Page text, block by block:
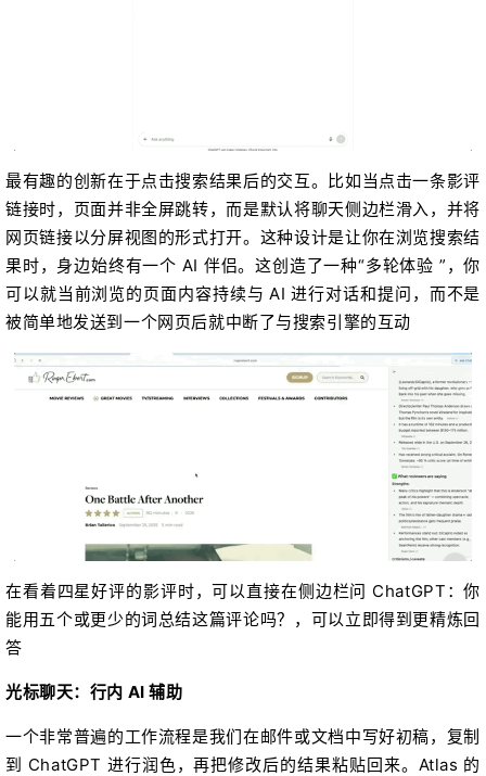
最有趣的创新在于点击搜索结果后的交互。比如当点击一条影评
链接时，页面并非全屏跳转，而是默认将聊天侧边栏滑入，并将
网页链接以分屏视图的形式打开。这种设计是让你在浏览搜索结
果时，身边始终有一个 AI 伴侣。这创造了一种“多轮体验 ”，你
可以就当前浏览的页面内容持续与 AI 进行对话和提问，而不是
被简单地发送到一个网页后就中断了与搜索引擎的互动
在看着四星好评的影评时，可以直接在侧边栏问 ChatGPT：你
能用五个或更少的词总结这篇评论吗？，可以立即得到更精炼回
答
光标聊天：行内 AI 辅助
一个非常普遍的工作流程是我们在邮件或文档中写好初稿，复制
到 ChatGPT 进行润色，再把修改后的结果粘贴回来。Atlas 的